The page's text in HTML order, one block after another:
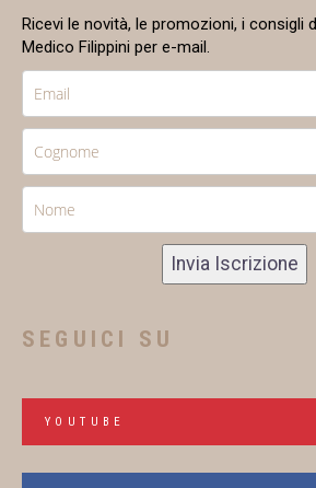
Ricevi le novità, le promozioni, i consigli
Medico Filippini per e-mail.
Invia Iscrizione
SEGUICI SU
YOUTUBE